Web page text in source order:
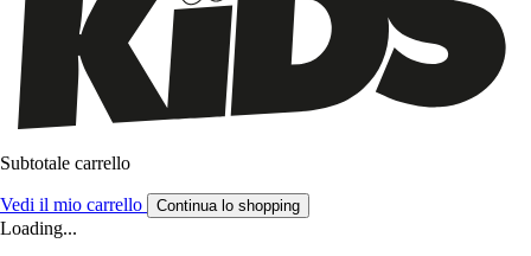
Subtotale carrello
Vedi il mio carrello Continua lo shopping
Loading...